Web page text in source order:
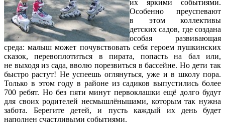
их яркими событиями.
Особенно преуспевают
в этом коллективы
детских садов, где создана
особая развивающая
среда: малыш может почувствовать себя героем пушкинских
сказок, перевоплотиться в пирата, попасть на бал или,
не выходя из сада, вволю порезвиться в бассейне. Но дети так
быстро растут! Не успеешь оглянуться, уже и в школу пора.
Только в этом году в районе из садиков выпустились более
700 ребят. Но без пяти минут первоклашки ещё долго будут
для своих родителей несмышлёнышами, которым так нужна
забота. Берегите детей, и пусть каждый их день будет
наполнен счастливыми событиями.